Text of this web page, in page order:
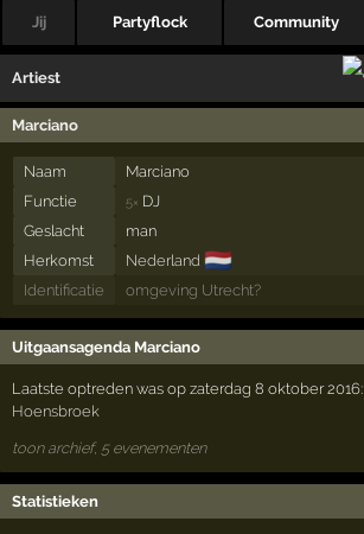
Jij Partyflock Community
Artiest
Marciano
Naam
Marciano
Functie
5× DJ
Geslacht
man
Herkomst
Nederland 🇳🇱
Identificatie omgeving Utrecht?
Uitgaansagenda Marciano
Laatste optreden was op zaterdag 8 oktober 2016:
Hoensbroek
toon archief, 5 evenementen
Statistieken